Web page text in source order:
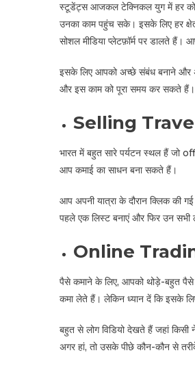
स्टूडेंट्स आजकल टेक्निकल युग में हर कोई
उनका काम पहुंच सके। इसके लिए हर
सोशल मीडिया प्लेटफ़ॉर्म पर डालते हैं।
इसके लिए आपको अच्छे संबंध बनाने
और इस काम को पूरा समय कर सकते हैं।
Selling
भारत में बहुत सारे पर्यटन स्थल हैं जो
आप कमाई का साधन बना सकते हैं।
आप अपनी यात्रा के दौरान क्लिक की
पहले एक लिस्ट बनाएं और फिर उन
Online
पैसे कमाने के लिए, आपको थोड़े-बहुत
कमा लेते हैं। लेकिन ध्यान दें कि इसके
बहुत से लोग विडियो देखते हैं जहां
अगर हां, तो उसके पीछे कौन-कौन से